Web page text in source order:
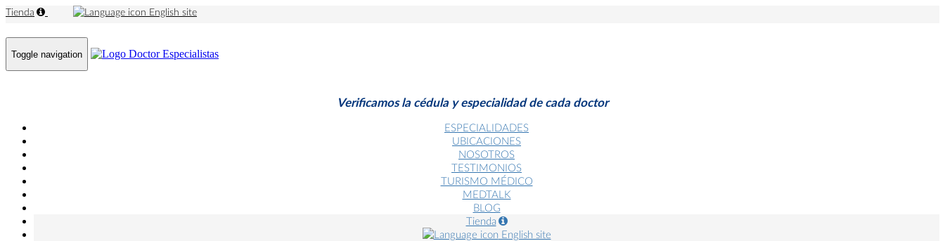
Tienda English site
Toggle navigation
Verificamos la cédula y especialidad de cada doctor
ESPECIALIDADES
UBICACIONES
NOSOTROS
TESTIMONIOS
TURISMO MÉDICO
MEDTALK
BLOG
Tienda
English site